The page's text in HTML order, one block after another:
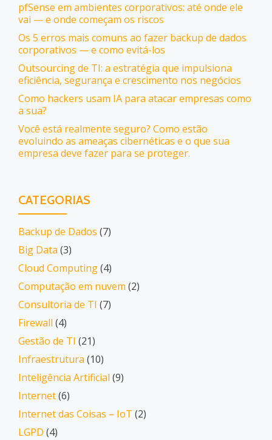
pfSense em ambientes corporativos: até onde ele
vai — e onde começam os riscos
Os 5 erros mais comuns ao fazer backup de dados
corporativos — e como evitá-los
Outsourcing de TI: a estratégia que impulsiona
eficiência, segurança e crescimento nos negócios
Como hackers usam IA para atacar empresas como
a sua?
Você está realmente seguro? Como estão
evoluindo as ameaças cibernéticas e o que sua
empresa deve fazer para se proteger.
CATEGORIAS
Backup de Dados (7)
Big Data (3)
Cloud Computing(4)
Computação em nuvem (2)
Consultoria de TI (7)
Firewall (4)
Gestão de TI (21)
Infraestrutura (10)
Inteligência Artificial (9)
Internet(6)
Internet das Coisas – IoT (2)
LGPD (4)